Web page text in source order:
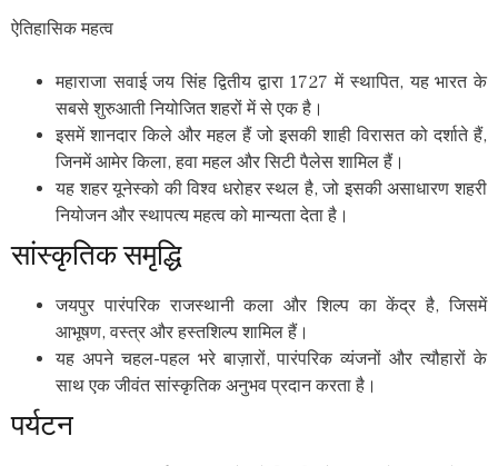
ऐतिहासिक महत्व
महाराजा सवाई जय सिंह द्वितीय द्वारा 1727 में स्थापित, यह भारत के
सबसे शुरुआती नियोजित शहरों में से एक है।
इसमें शानदार किले और महल हैं जो इसकी शाही विरासत को दर्शाते हैं,
जिनमें आमेर किला, हवा महल और सिटी पैलेस शामिल हैं।
यह शहर यूनेस्को की विश्व धरोहर स्थल है, जो इसकी असाधारण शहरी
नियोजन और स्थापत्य महत्व को मान्यता देता है।
सांस्कृतिक समृद्धि
जयपुर पारंपरिक राजस्थानी कला और शिल्प का केंद्र है, जिसमें
आभूषण, वस्त्र और हस्तशिल्प शामिल हैं।
यह अपने चहल-पहल भरे बाज़ारों, पारंपरिक व्यंजनों और त्यौहारों के
साथ एक जीवंत सांस्कृतिक अनुभव प्रदान करता है।
पर्यटन